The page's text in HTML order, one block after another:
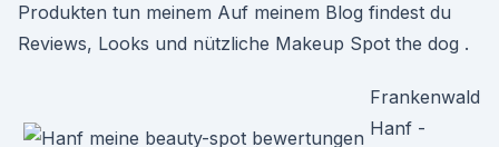
Produkten tun meinem Auf meinem Blog findest du
Reviews, Looks und nützliche Makeup Spot the dog .
Frankenwald
Hanf -